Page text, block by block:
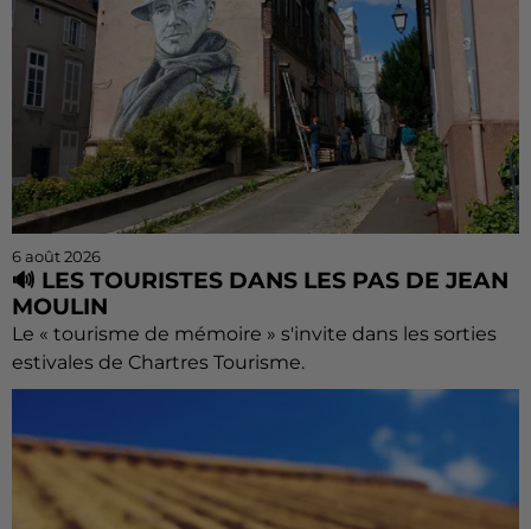
6 août 2026
🔊 LES TOURISTES DANS LES PAS DE JEAN
MOULIN
Le « tourisme de mémoire » s'invite dans les sorties
estivales de Chartres Tourisme.